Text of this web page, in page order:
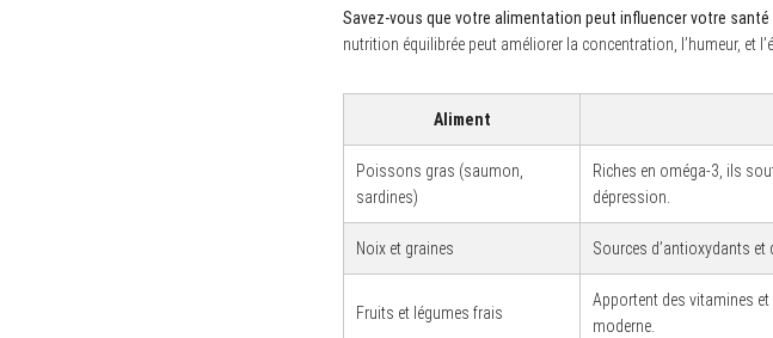
Savez-vous que votre alimentation peut influencer votre santé
nutrition équilibrée peut améliorer la concentration, l’humeur, et
Aliment
Poissons gras (saumon,
sardines)
Riches en oméga-3, ils
dépression.
Noix et graines Sources d’antioxydants
Fruits et légumes frais
Apportent des vitamines
moderne.